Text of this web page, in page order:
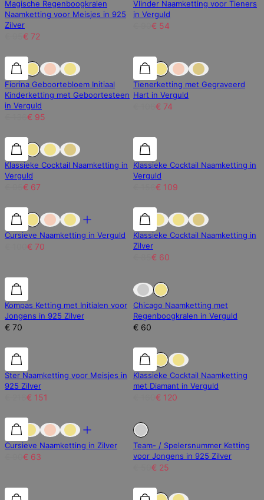
Magische Regenboogkralen
Naamketting voor Meisjes in 925
Zilver
€ 72
Vlinder Naamketting voor Tieners
in Verguld
€ 54
30% korting 30% korting
Fiorina Geboortebloem Initiaal
Kinderketting met Geboortesteen
in Verguld
€ 95
30% korting
Tienerketting met Gegraveerd
Hart in Verguld
€ 74
30% korting 30% korting
Klassieke Cocktail Naamketting in
Verguld
€ 67
30% korting
Klassieke Cocktail Naamketting in
Verguld
€ 109
30% korting 30% korting
Cursieve Naamketting in Verguld
€ 70
30% korting
Klassieke Cocktail Naamketting in
Zilver
€ 60
Kompas Ketting met Initialen voor
Jongens in 925 Zilver
€ 70
Chicago Naamketting met
Regenboogkralen in Verguld
€ 60
30% korting 30% korting
Ster Naamketting voor Meisjes in
925 Zilver
€ 151
25% korting
Klassieke Cocktail Naamketting
met Diamant in Verguld
€ 120
30% korting 30% korting
Cursieve Naamketting in Zilver
€ 63
Uitverkocht
Team- / Spelersnummer Ketting
voor Jongens in 925 Zilver
€ 25
30% korting 30% korting
30% korting